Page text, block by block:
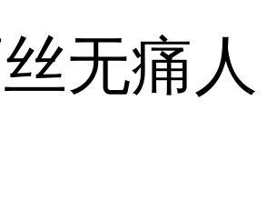
无痛人